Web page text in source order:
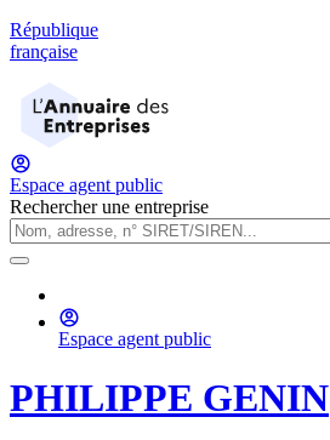
République
française
Espace agent public
Rechercher une entreprise
Espace agent public
PHILIPPE GENIN